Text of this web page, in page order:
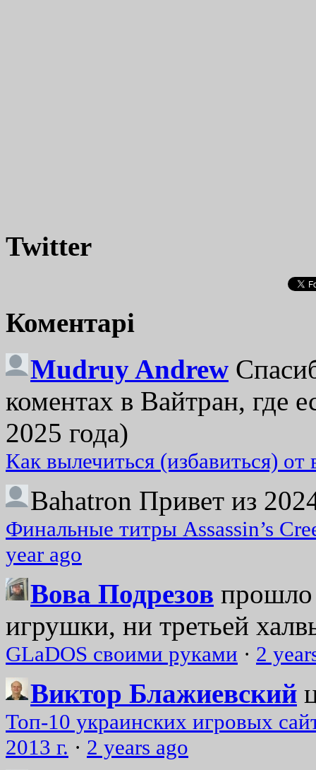
Twitter
Коментарі
Mudruy Andrew
коментах в Вайтран, где
2025 года)
Как вылечиться (избавиться)
Bahatron Привет из
Финальные титры Assassin’s
year ago
Вова Подрезов прошло
игрушки, ни третьей
GLaDOS своими руками · 2
Виктор Блажиевский
Топ-10 украинских игровых
2013 г. · 2 years ago